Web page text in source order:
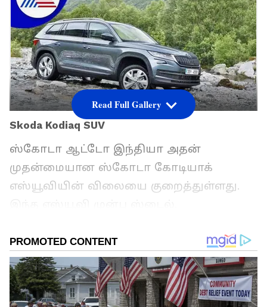
Skoda Kodiaq SUV
ஸ்கோடா ஆட்டோ இந்தியா அதன்
முதன்மையான ஸ்கோடா கோடியாக்
எஸ்யூவியின் விலையை குறைத்துள்ளது.
மூன்று டிரிம்களில் கிடைத்தது. இப்போது
L&K டிரிம் மட்டுமே கிடைக்கிறது. ஆனால்
எஸ்யூவியின் விலையையும்
குறைத்துள்ளது.
Read Full Gallery